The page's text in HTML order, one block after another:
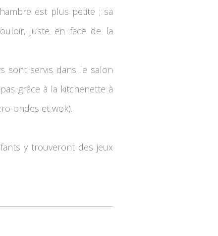
est plus petite ; sa
juste en face de la
sont servis dans le salon
grâce à la kitchenette à
ondes et wok).
y trouveront des jeux